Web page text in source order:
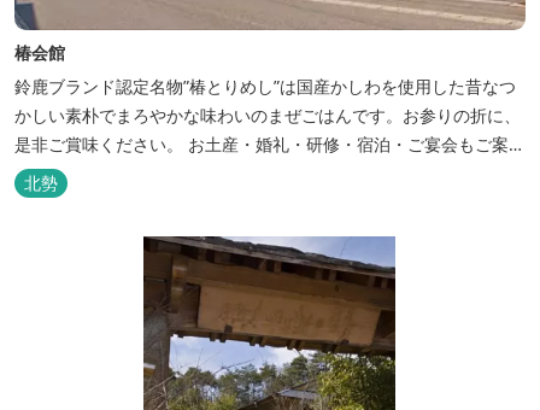
椿会館
鈴鹿ブランド認定名物”椿とりめし”は国産かしわを使用した昔なつ
かしい素朴でまろやかな味わいのまぜごはんです。お参りの折に、
是非ご賞味ください。 お土産・婚礼・研修・宿泊・ご宴会もご案内
しております。
北勢